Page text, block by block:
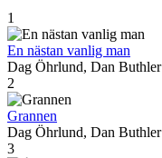
1
En nästan vanlig man
Dag Öhrlund, Dan Buthler
2
Grannen
Dag Öhrlund, Dan Buthler
3